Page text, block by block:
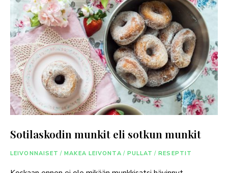
Sotilaskodin munkit eli sotkun munkit
LEIVONNAISET / MAKEA LEIVONTA / PULLAT / RESEPTIT